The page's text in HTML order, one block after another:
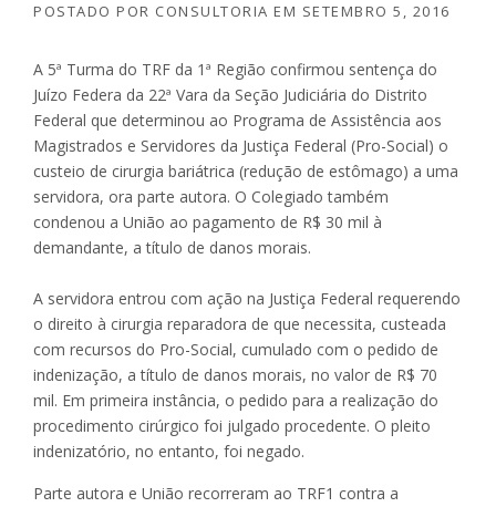
POSTADO POR CONSULTORIA EM SETEMBRO 5, 2016
A 5ª Turma do TRF da 1ª Região confirmou sentença do
Juízo Federa da 22ª Vara da Seção Judiciária do Distrito
Federal que determinou ao Programa de Assistência aos
Magistrados e Servidores da Justiça Federal (Pro-Social) o
custeio de cirurgia bariátrica (redução de estômago) a uma
servidora, ora parte autora. O Colegiado também
condenou a União ao pagamento de R$ 30 mil à
demandante, a título de danos morais.
A servidora entrou com ação na Justiça Federal requerendo
o direito à cirurgia reparadora de que necessita, custeada
com recursos do Pro-Social, cumulado com o pedido de
indenização, a título de danos morais, no valor de R$ 70
mil. Em primeira instância, o pedido para a realização do
procedimento cirúrgico foi julgado procedente. O pleito
indenizatório, no entanto, foi negado.
Parte autora e União recorreram ao TRF1 contra a